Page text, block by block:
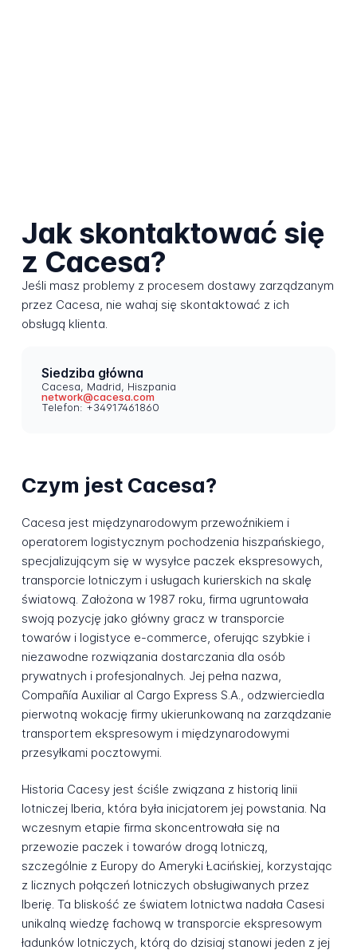
Jak skontaktować się
z Cacesa?
Jeśli masz problemy z procesem dostawy zarządzanym
przez Cacesa, nie wahaj się skontaktować z ich
obsługą klienta.
Siedziba główna
Cacesa, Madrid, Hiszpania
network@cacesa.com
Telefon: +34917461860
Czym jest Cacesa?
Cacesa jest międzynarodowym przewoźnikiem i
operatorem logistycznym pochodzenia hiszpańskiego,
specjalizującym się w wysyłce paczek ekspresowych,
transporcie lotniczym i usługach kurierskich na skalę
światową. Założona w 1987 roku, firma ugruntowała
swoją pozycję jako główny gracz w transporcie
towarów i logistyce e-commerce, oferując szybkie i
niezawodne rozwiązania dostarczania dla osób
prywatnych i profesjonalnych. Jej pełna nazwa,
Compañía Auxiliar al Cargo Express S.A., odzwierciedla
pierwotną wokację firmy ukierunkowaną na zarządzanie
transportem ekspresowym i międzynarodowymi
przesyłkami pocztowymi.
Historia Cacesy jest ściśle związana z historią linii
lotniczej Iberia, która była inicjatorem jej powstania. Na
wczesnym etapie firma skoncentrowała się na
przewozie paczek i towarów drogą lotniczą,
szczególnie z Europy do Ameryki Łacińskiej, korzystając
z licznych połączeń lotniczych obsługiwanych przez
Iberię. Ta bliskość ze światem lotnictwa nadała Casesi
unikalną wiedzę fachową w transporcie ekspresowym
ładunków lotniczych, którą do dzisiaj stanowi jeden z jej